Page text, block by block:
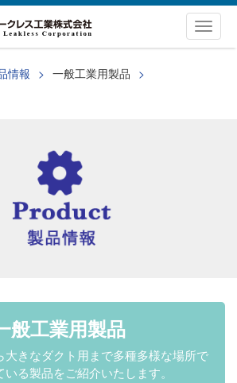
情報
一般工業用製品
般工業用製品
大きなダクト用まで多種多様な場所で
いる製品をご紹介いたします。